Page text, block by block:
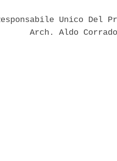
Unico Del
Arch. Aldo